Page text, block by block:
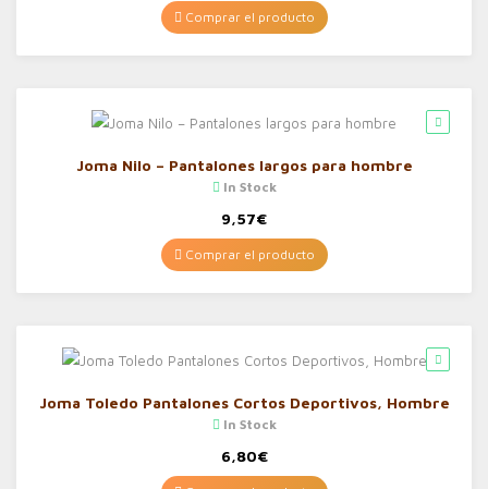
Comprar el producto
Joma Nilo – Pantalones largos para hombre
In Stock
9,57€
Comprar el producto
Joma Toledo Pantalones Cortos Deportivos, Hombre
In Stock
6,80€